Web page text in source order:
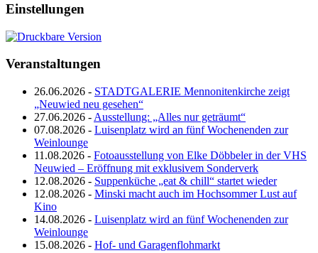
Einstellungen
Veranstaltungen
26.06.2026 - STADTGALERIE Mennonitenkirche zeigt
„Neuwied neu gesehen“
27.06.2026 - Ausstellung: „Alles nur geträumt“
07.08.2026 - Luisenplatz wird an fünf Wochenenden zur
Weinlounge
11.08.2026 - Fotoausstellung von Elke Döbbeler in der VHS
Neuwied – Eröffnung mit exklusivem Sonderverk
12.08.2026 - Suppenküche „eat & chill“ startet wieder
12.08.2026 - Minski macht auch im Hochsommer Lust auf
Kino
14.08.2026 - Luisenplatz wird an fünf Wochenenden zur
Weinlounge
15.08.2026 - Hof- und Garagenflohmarkt